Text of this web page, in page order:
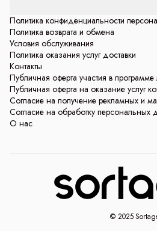
Политика конфиденциальности
Политика возврата и обмена
Условия обслуживания
Политика оказания услуг доставки
Контакты
Публичная оферта участия в
Публичная оферта на оказание услуг
Согласие на получение рекламных и
Согласие на обработку персональных
О нас
© 2025